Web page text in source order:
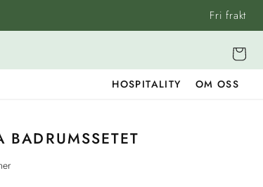
Fri frakt
HOSPITALITY OM OSS
Vagn
BADRUMSSETET